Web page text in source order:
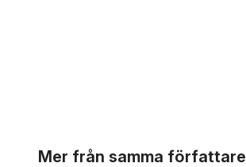
Mer från samma författare